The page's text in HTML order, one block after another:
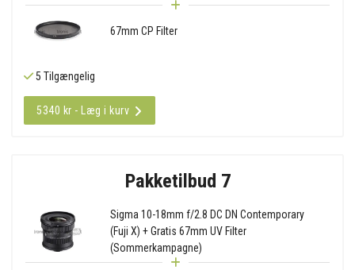
67mm CP Filter
5 Tilgængelig
5340 kr - Læg i kurv
Pakketilbud 7
Sigma 10-18mm f/2.8 DC DN Contemporary
(Fuji X) + Gratis 67mm UV Filter
(Sommerkampagne)